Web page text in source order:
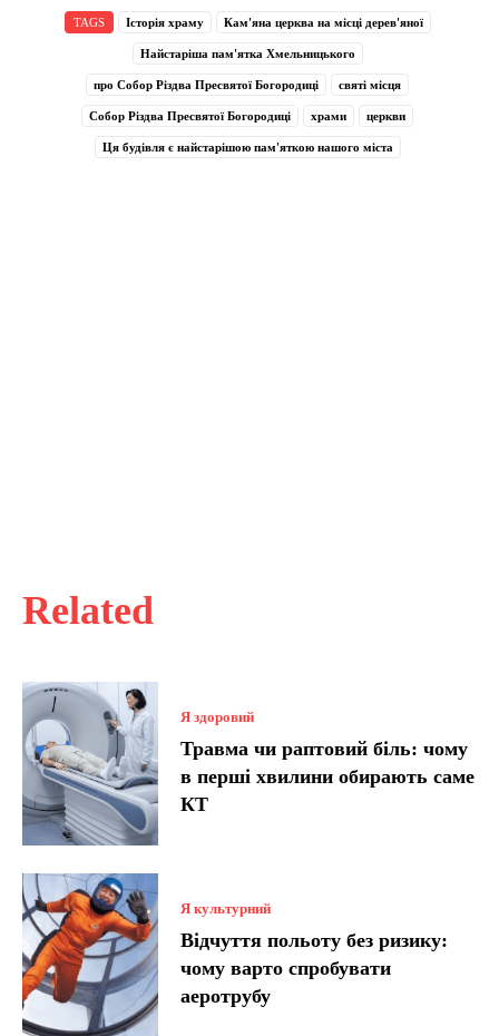
Related
Я здоровий
Травма чи раптовий біль: чому
в перші хвилини обирають саме
КТ
Я культурний
Відчуття польоту без ризику:
чому варто спробувати
аеротрубу
TAGS Історія храму Кам'яна церква на місці дерев'яної
Найстаріша пам'ятка Хмельницького
про Собор Різдва Пресвятої Богородиці святі місця
Собор Різдва Пресвятої Богородиці храми церкви
Ця будівля є найстарішою пам'яткою нашого міста